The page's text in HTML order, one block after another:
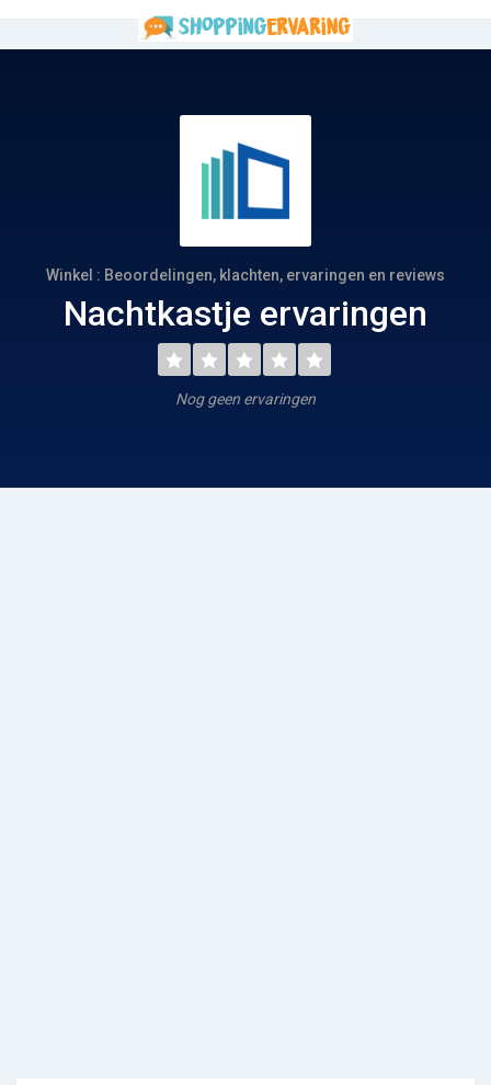
Winkel : Beoordelingen, klachten, ervaringen en reviews
Nachtkastje ervaringen
Nog geen ervaringen